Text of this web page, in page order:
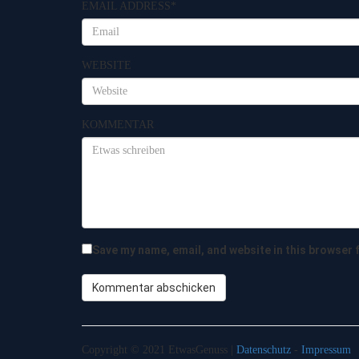
EMAIL ADDRESS*
WEBSITE
KOMMENTAR
Save my name, email, and website in this browser
Copyright © 2021 EtwasGenuss | Datenschutz - Impressum